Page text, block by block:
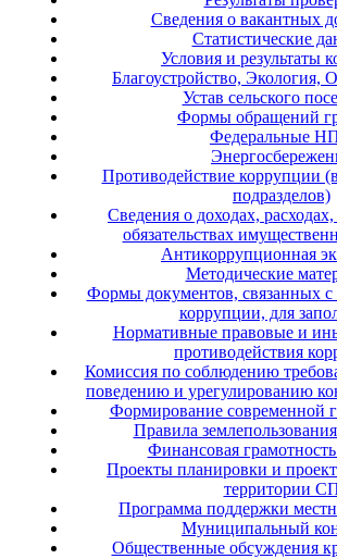
Сведения о вакантных
Статистические
Условия и результаты
Благоустройство, Экология,
Устав сельского
Формы обращений
Федеральные
Противодействие коррупции
подразделов)
Сведения о доходах,
обязательствах
Антикоррупционная
Методические
Формы документов, связанных с
коррупции, для
Нормативные правовые и
противодействия
Комиссия по соблюдению
поведению и урегулированию
Формирование современной
Правила
Финансовая
Проекты планировки и
территории
Программа поддержки
Муниципальный
Общественные обсуждения